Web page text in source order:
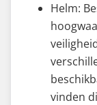
Helm:
vinden